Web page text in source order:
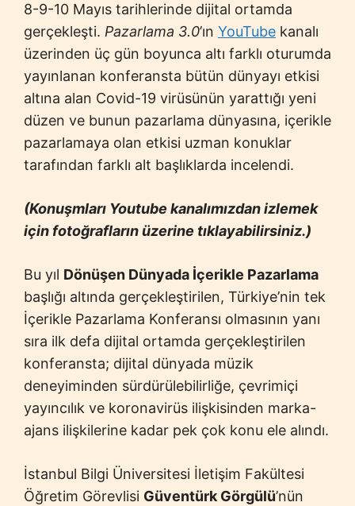
8-9-10 Mayıs tarihlerinde dijital ortamda
gerçekleşti. Pazarlama 3.0’ın YouTube kanalı
üzerinden üç gün boyunca altı farklı oturumda
yayınlanan konferansta bütün dünyayı etkisi
altına alan Covid-19 virüsünün yarattığı yeni
düzen ve bunun pazarlama dünyasına, içerikle
pazarlamaya olan etkisi uzman konuklar
tarafından farklı alt başlıklarda incelendi.
(Konuşmları Youtube kanalımızdan izlemek
için fotoğrafların üzerine tıklayabilirsiniz.)
Bu yıl Dönüşen Dünyada İçerikle Pazarlama
başlığı altında gerçekleştirilen, Türkiye’nin tek
İçerikle Pazarlama Konferansı olmasının yanı
sıra ilk defa dijital ortamda gerçekleştirilen
konferansta; dijital dünyada müzik
deneyiminden sürdürülebilirliğe, çevrimiçi
yayıncılık ve koronavirüs ilişkisinden marka-
ajans ilişkilerine kadar pek çok konu ele alındı.
İstanbul Bilgi Üniversitesi İletişim Fakültesi
Öğretim Görevlisi Güventürk Görgülü’nün